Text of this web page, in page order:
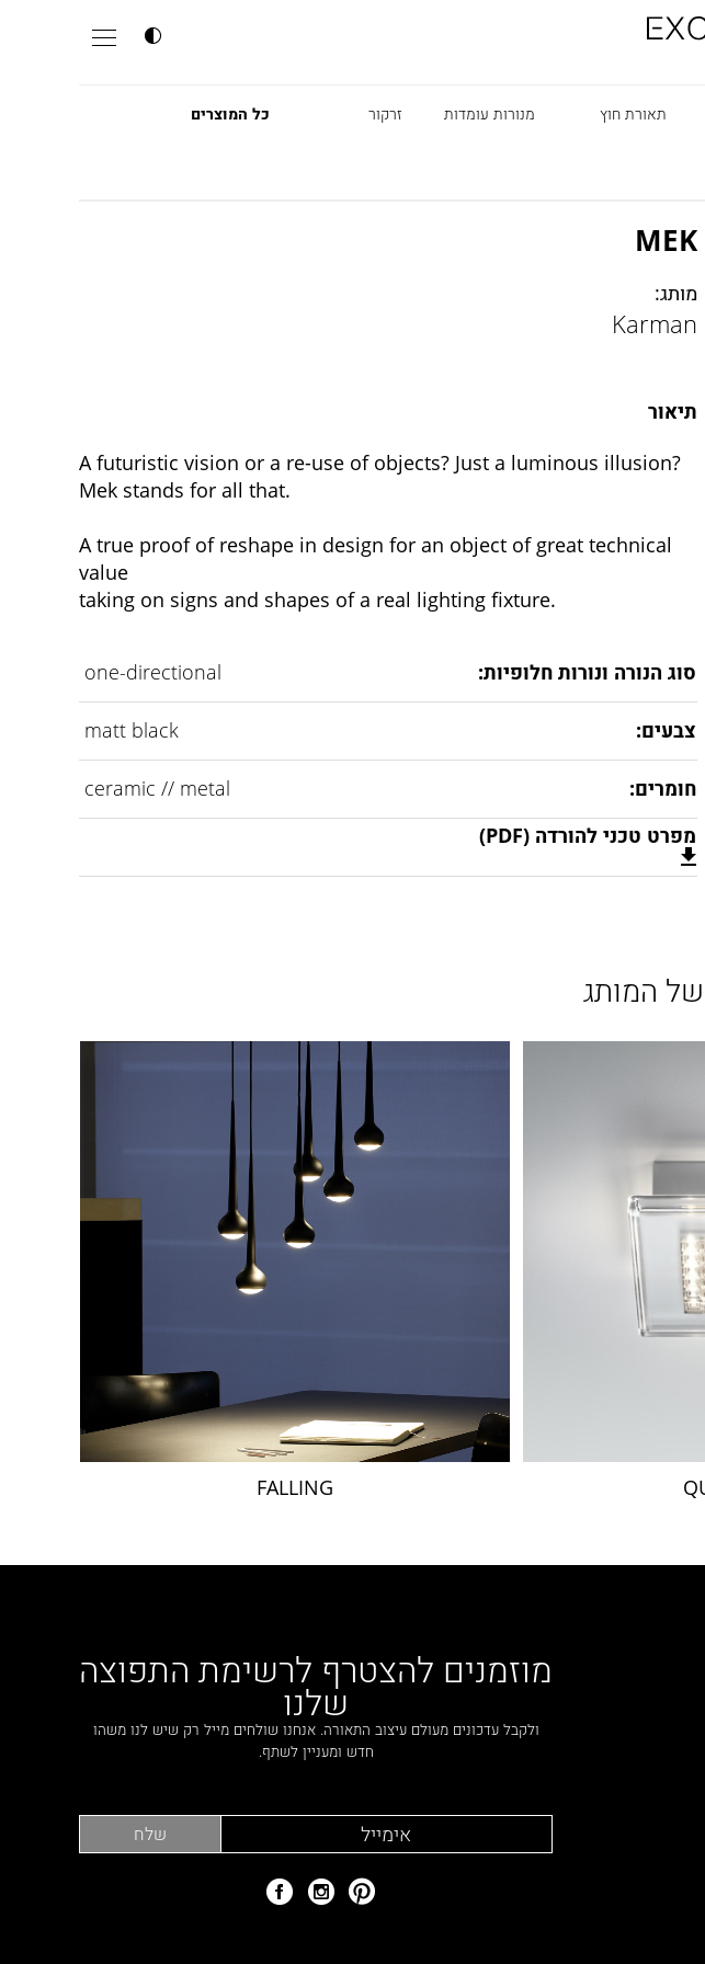
תאורת חוץ מנורות עומדות זרקור כל המוצרים
MEK
מותג:
Karman
תיאור
A futuristic vision or a re-use of objects? Just a luminous illusion?
Mek stands for all that.
A true proof of reshape in design for an object of great technical
value
taking on signs and shapes of a real lighting fixture.
סוג הנורה ונורות חלופיות: one-directional
צבעים: matt black
חומרים:
ceramic // metal
מפרט טכני להורדה (PDF)
של המותג
FALLING
מוזמנים להצטרף לרשימת התפוצה
שלנו
ולקבל עדכונים מעולם עיצוב התאורה. אנחנו שולחים מייל רק שיש לנו משהו
חדש ומעניין לשתף.